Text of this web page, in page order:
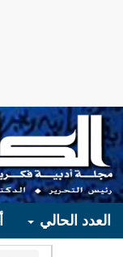
العدد الحالي